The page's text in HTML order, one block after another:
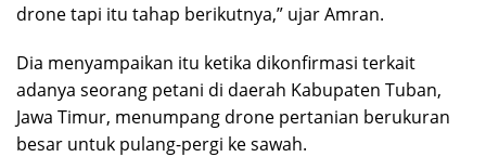
drone tapi itu tahap berikutnya,” ujar Amran.
Dia menyampaikan itu ketika dikonfirmasi terkait
adanya seorang petani di daerah Kabupaten Tuban,
Jawa Timur, menumpang drone pertanian berukuran
besar untuk pulang-pergi ke sawah.